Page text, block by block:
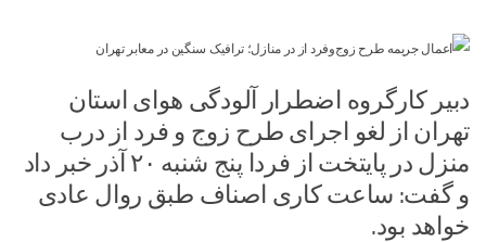
دبیر کارگروه اضطرار آلودگی هوای استان
تهران از لغو اجرای طرح زوج و فرد از درب
منزل در پایتخت از فردا پنج شنبه ۲۰ آذر خبر داد
و گفت: ساعت کاری اصناف طبق روال عادی
خواهد بود.